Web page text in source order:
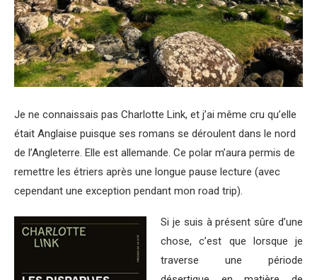
Je ne connaissais pas Charlotte Link, et j’ai même cru qu’elle
était Anglaise puisque ses romans se déroulent dans le nord
de l’Angleterre. Elle est allemande. Ce polar m’aura permis de
remettre les étriers après une longue pause lecture (avec
cependant une exception pendant mon road trip).
Si je suis à présent sûre d’une
chose, c’est que lorsque je
traverse une période